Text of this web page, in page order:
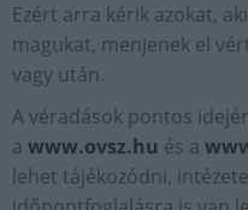
Ezért arra kérik azokat,
magukat, menjenek el
vagy után.
A véradások pontos
a www.ovsz.hu és a
lehet tájékozódni,